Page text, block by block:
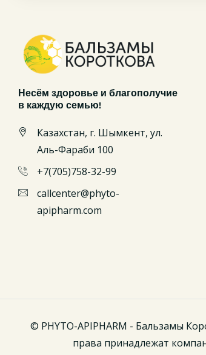
Несём здоровье и благополучие
в каждую семью!
Казахстан, г. Шымкент, ул.
Аль-Фараби 100
+7(705)758-32-99
callcenter@phyto-
apipharm.com
© PHYTO-APIPHARM - Бальзамы
права принадлежат